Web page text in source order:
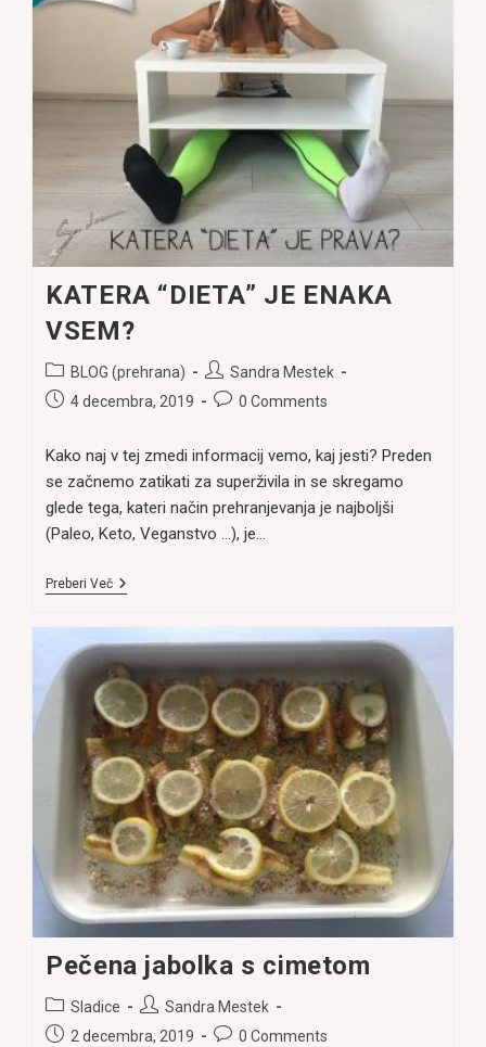
KATERA “DIETA” JE ENAKA
VSEM?
Post
category:
BLOG (prehrana)
Post
author:
Sandra Mestek
Post4 decembra, 2019
Post0 Comments
Kako naj v tej zmedi informacij vemo, kaj jesti? Preden
se začnemo zatikati za superživila in se skregamo
glede tega, kateri način prehranjevanja je najboljši
(Paleo, Keto, Veganstvo ...), je…
Preberi VečKATERA
VSEM?
Pečena jabolka s cimetom
Post
category:
Sladice
Post
author:
Sandra Mestek
Post2 decembra, 2019
Post0 Comments